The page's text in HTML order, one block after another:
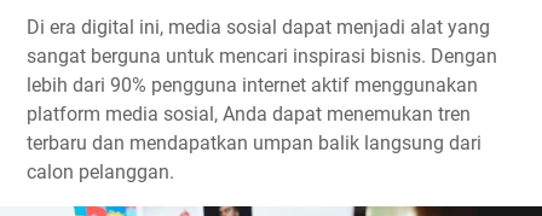
Di era digital ini, media sosial dapat menjadi alat yang
sangat berguna untuk mencari inspirasi bisnis. Dengan
lebih dari 90% pengguna internet aktif menggunakan
platform media sosial, Anda dapat menemukan tren
terbaru dan mendapatkan umpan balik langsung dari
calon pelanggan.